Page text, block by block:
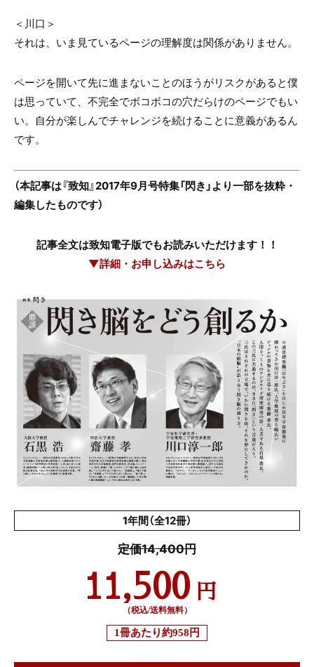
＜川口＞
それは、いま見ているページの理解度は関係がありません。
ページを開いて先に進まないことのほうがリスクがあると僕
は思っていて、不完全でボコボコの穴だらけのページでもい
い。自分が楽しんでチャレンジを続けることに意義があるん
です。
（本記事は『致知』2017年9月号特集「閃き」より一部を抜粋・
編集したものです）
記事全文は致知電子版でもお読みいただけます！！
▼詳細・お申し込みはこちら
1年間（全12冊）
定価14,400円
11,500 円
（税込/送料無料）
1冊あたり約958円